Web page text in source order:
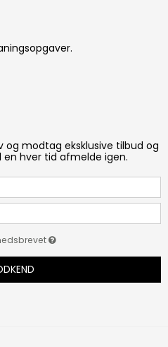
og modtag eksklusive tilbud og
en hver tid afmelde igen.